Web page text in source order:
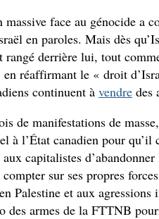
massive face au génocide a
en paroles. Mais dès
rangé derrière lui, tout
en réaffirmant le « droit
continuent à vendre des
de manifestations de
à l’État canadien pour
capitalistes
sur ses propres
Palestine et aux
des armes de la FTTNB